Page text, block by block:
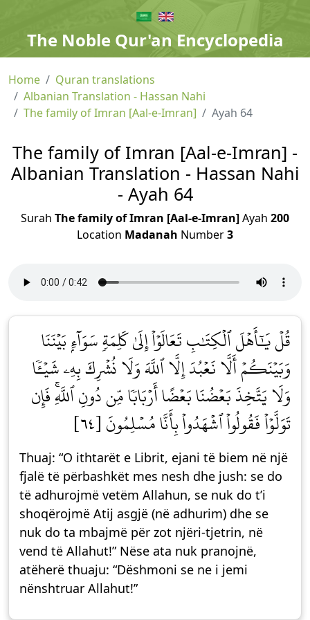
The Noble Qur'an Encyclopedia
Home
Quran translations
Albanian Translation - Hassan Nahi
The family of Imran [Aal-e-Imran]
Ayah 64
The family of Imran [Aal-e-Imran] -
Albanian Translation - Hassan Nahi
- Ayah 64
Surah The family of Imran [Aal-e-Imran]Ayah 200
Location Madanah Number3
قُلۡ يَٰٓأَهۡلَ ٱلۡكِتَٰبِ تَعَالَوۡاْ إِلَىٰ كَلِمَةٖ سَوَآءِۭ بَيۡنَنَا
وَبَيۡنَكُمۡ أَلَّا نَعۡبُدَ إِلَّا ٱللَّهَ وَلَا نُشۡرِكَ بِهِۦ شَيۡـٔٗا
وَلَا يَتَّخِذَ بَعۡضُنَا بَعۡضًا أَرۡبَابٗا مِّن دُونِ ٱللَّهِۚ فَإِن
تَوَلَّوۡاْ فَقُولُواْ ٱشۡهَدُواْ بِأَنَّا مُسۡلِمُونَ [٦٤]
Thuaj: “O ithtarët e Librit, ejani të biem në një
fjalë të përbashkët mes nesh dhe jush: se do
të adhurojmë vetëm Allahun, se nuk do t’i
shoqërojmë Atij asgjë (në adhurim) dhe se
nuk do ta mbajmë për zot njëri-tjetrin, në
vend të Allahut!” Nëse ata nuk pranojnë,
atëherë thuaju: “Dëshmoni se ne i jemi
nënshtruar Allahut!”